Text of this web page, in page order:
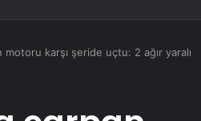
karşı şeride uçtu: 2 ağır yaralı